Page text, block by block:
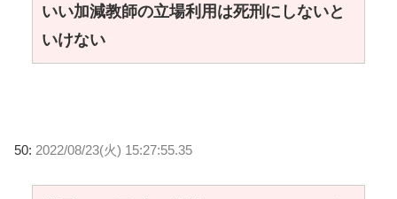
いい加減教師の立場利用は死刑にしないと
いけない
50: 2022/08/23(火) 15:27:55.35